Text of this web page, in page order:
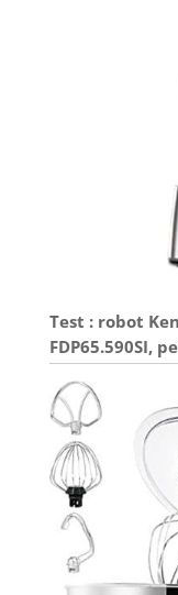
Test : robot
FDP65.590SI,